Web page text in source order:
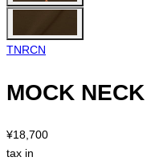
TNRCN
MOCK
¥18,700
tax in